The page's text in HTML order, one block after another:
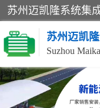
苏州迈凯
非机动车充电桩